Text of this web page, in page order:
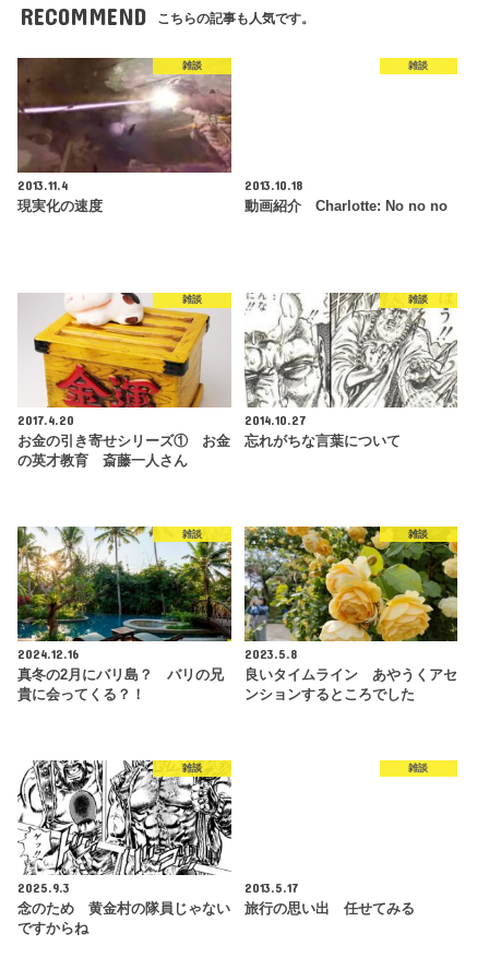
RECOMMEND こちらの記事も人気です。
雑談
2013.11.4
現実化の速度
雑談
2013.10.18
動画紹介 Charlotte: No no no
雑談
2017.4.20
お金の引き寄せシリーズ① お金
の英才教育 斎藤一人さん
雑談
2014.10.27
忘れがちな言葉について
雑談
2024.12.16
真冬の2月にバリ島？ バリの兄
貴に会ってくる？！
雑談
2023.5.8
良いタイムライン あやうくアセ
ンションするところでした
雑談
2025.9.3
念のため 黄金村の隊員じゃない
ですからね
雑談
2013.5.17
旅行の思い出 任せてみる